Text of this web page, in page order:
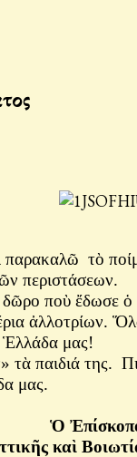
τὸ
περιστάσεων.
ποὺ ἔδωσε
ἀλλοτρίων.
Ἑλλάδα μας!
παιδιά της.
μας.
Ὁ
καὶ